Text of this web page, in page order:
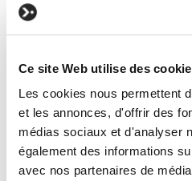
Ce site Web utilise des
Les cookies nous permettent
et les annonces, d'offrir des
médias sociaux et d'analyser
également des informations
avec nos partenaires de
reduisent le risque
Mise en
Atteindre les metriques
superieure a 10 % et
superieur a 100 %
levee.
Optimiser la